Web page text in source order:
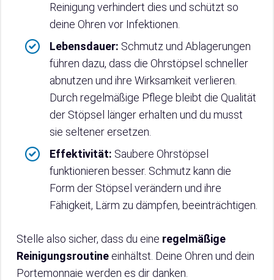
Reinigung verhindert dies und schützt so
deine Ohren vor Infektionen.
Lebensdauer: Schmutz und Ablagerungen
führen dazu, dass die Ohrstöpsel schneller
abnutzen und ihre Wirksamkeit verlieren.
Durch regelmäßige Pflege bleibt die Qualität
der Stöpsel länger erhalten und du musst
sie seltener ersetzen.
Effektivität: Saubere Ohrstöpsel
funktionieren besser. Schmutz kann die
Form der Stöpsel verändern und ihre
Fähigkeit, Lärm zu dämpfen, beeinträchtigen.
Stelle also sicher, dass du eine regelmäßige
Reinigungsroutine einhältst. Deine Ohren und dein
Portemonnaie werden es dir danken.